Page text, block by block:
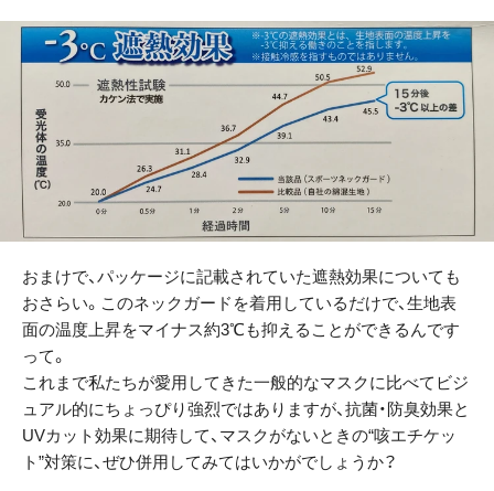
おまけで、パッケージに記載されていた遮熱効果についても
おさらい。このネックガードを着用しているだけで、生地表
面の温度上昇をマイナス約3℃も抑えることができるんです
って。
これまで私たちが愛用してきた一般的なマスクに比べてビジ
ュアル的にちょっぴり強烈ではありますが、抗菌・防臭効果と
UVカット効果に期待して、マスクがないときの“咳エチケッ
ト”対策に、ぜひ併用してみてはいかがでしょうか？